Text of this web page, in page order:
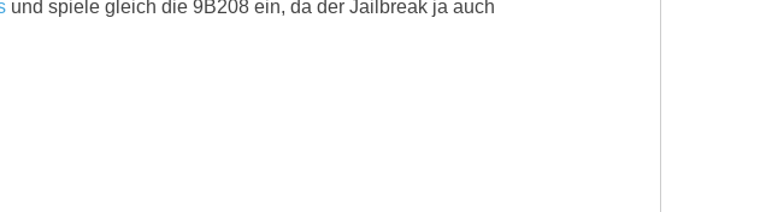
und spiele gleich die 9B208 ein, da der Jailbreak ja auch